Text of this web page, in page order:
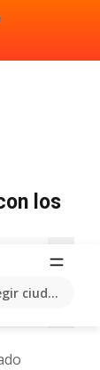
Elegir ciudad
los
J
V W